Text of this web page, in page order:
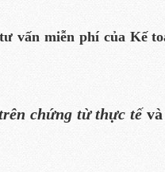
vấn miễn phí của Kế
chứng từ thực tếvà